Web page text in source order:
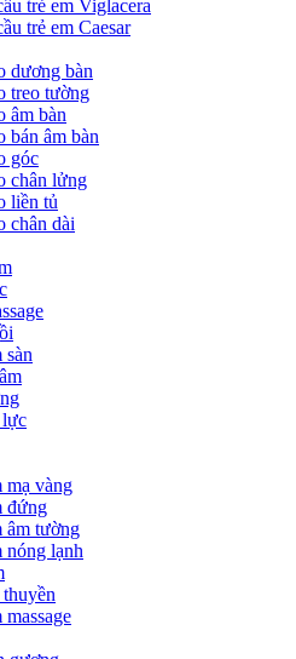
trẻ em Viglacera
trẻ em Caesar
dương bàn
treo tường
âm bàn
bán âm bàn
góc
chân lửng
liền tủ
chân dài
sàn
lực
mạ vàng
đứng
âm tường
nóng lạnh
thuyền
massage